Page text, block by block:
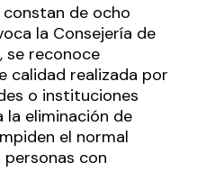
de ocho
la Consejería de
se reconoce
calidad realizada por
o instituciones
la eliminación de
el normal
con